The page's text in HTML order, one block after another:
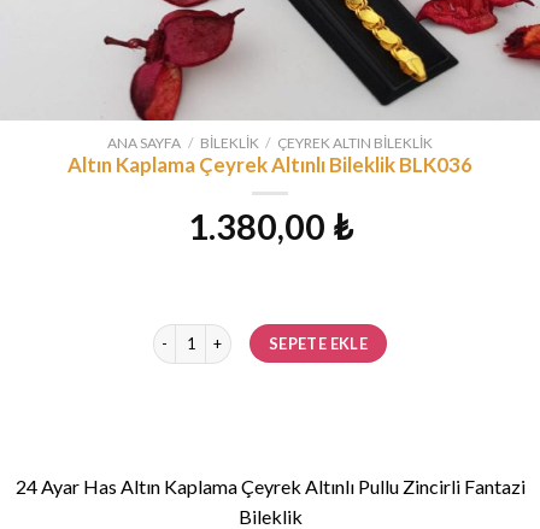
ANA SAYFA / BILEKLIK / ÇEYREK ALTIN BILEKLIK
Altın Kaplama Çeyrek Altınlı Bileklik BLK036
1.380,00 ₺
Altın Kaplama Çeyrek Altınlı Bileklik BLK036 adet
SEPETE EKLE
24 Ayar Has Altın Kaplama Çeyrek Altınlı Pullu Zincirli Fantazi
Bileklik